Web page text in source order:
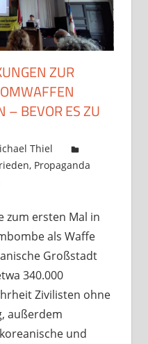
ZUR
– BEVOR ES ZU
Thiel
, Propaganda
zum ersten Mal in
als Waffe
Großstadt
340.000
Zivilisten ohne
außerdem
und